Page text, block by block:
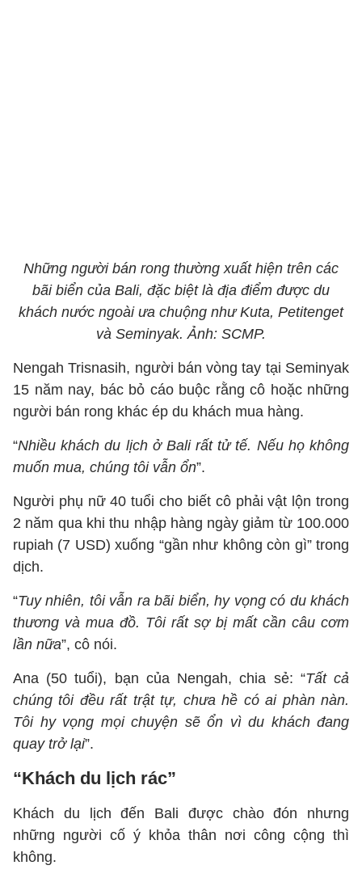
Những người bán rong thường xuất hiện trên các
bãi biển của Bali, đặc biệt là địa điểm được du
khách nước ngoài ưa chuộng như Kuta, Petitenget
và Seminyak. Ảnh: SCMP.
Nengah Trisnasih, người bán vòng tay tại Seminyak
15 năm nay, bác bỏ cáo buộc rằng cô hoặc những
người bán rong khác ép du khách mua hàng.
“Nhiều khách du lịch ở Bali rất tử tế. Nếu họ không
muốn mua, chúng tôi vẫn ổn”.
Người phụ nữ 40 tuổi cho biết cô phải vật lộn trong
2 năm qua khi thu nhập hàng ngày giảm từ 100.000
rupiah (7 USD) xuống “gần như không còn gì” trong
dịch.
“Tuy nhiên, tôi vẫn ra bãi biển, hy vọng có du khách
thương và mua đồ. Tôi rất sợ bị mất cần câu cơm
lần nữa”, cô nói.
Ana (50 tuổi), bạn của Nengah, chia sẻ: “Tất cả
chúng tôi đều rất trật tự, chưa hề có ai phàn nàn.
Tôi hy vọng mọi chuyện sẽ ổn vì du khách đang
quay trở lại”.
“Khách du lịch rác”
Khách du lịch đến Bali được chào đón nhưng
những người cố ý khỏa thân nơi công cộng thì
không.